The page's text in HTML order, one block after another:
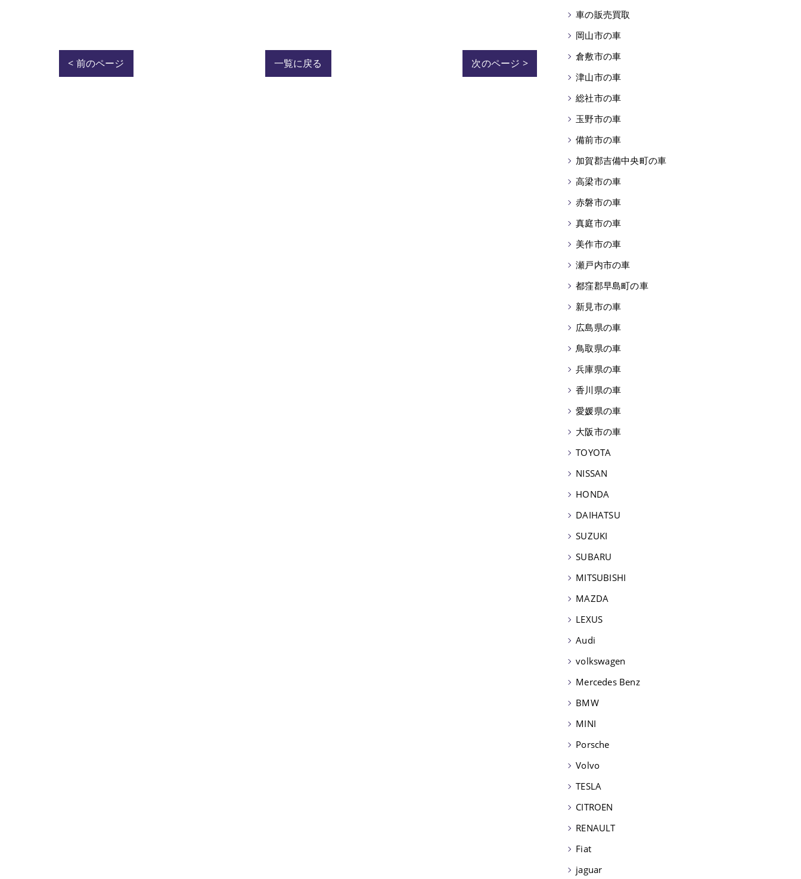
< 前のページ 一覧に戻る 次のページ >
車の販売買取
岡山市の車
倉敷市の車
津山市の車
総社市の車
玉野市の車
備前市の車
加賀郡吉備中央町の車
高梁市の車
赤磐市の車
真庭市の車
美作市の車
瀬戸内市の車
都窪郡早島町の車
新見市の車
広島県の車
鳥取県の車
兵庫県の車
香川県の車
愛媛県の車
大阪市の車
TOYOTA
NISSAN
HONDA
DAIHATSU
SUZUKI
SUBARU
MITSUBISHI
MAZDA
LEXUS
Audi
volkswagen
Mercedes Benz
BMW
MINI
Porsche
Volvo
TESLA
CITROEN
RENAULT
Fiat
jaguar